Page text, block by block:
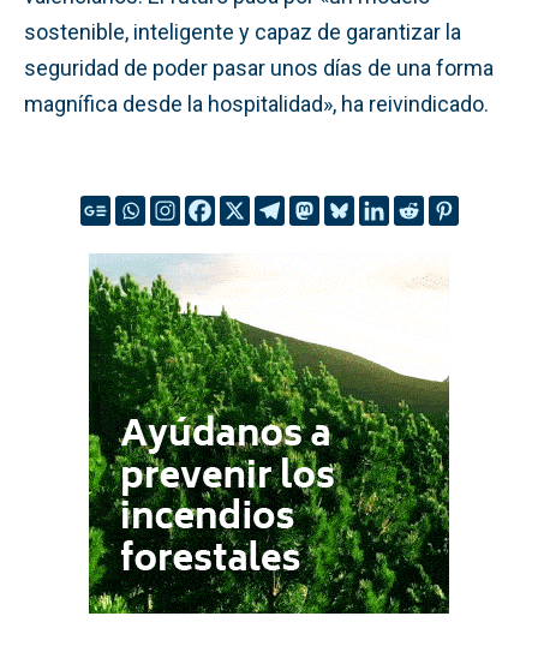
sostenible, inteligente y capaz de garantizar la
seguridad de poder pasar unos días de una forma
magnífica desde la hospitalidad», ha reivindicado.